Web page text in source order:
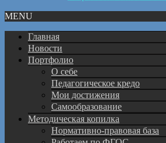
MENU
Главная
Новости
Портфолио
О себе
Педагогическое кредо
Мои достижения
Самообразование
Методическая копилка
Нормативно-правовая база